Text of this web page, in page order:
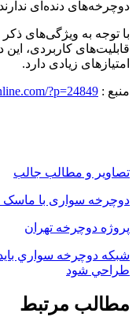
دوچرخه‌های دنده‌ای
با توجه به ویژگی‌های
قابلیت‌های کاربردی،
امتیازهای زیادی دارد.
منبع : ?p=24849
تصاویر و مطالب جالب
دوچرخه سواری با ماسک
پروژه دوچرخه تهران
شبکه دوچرخه سواري
طراحي شود
مطالب مرتبط